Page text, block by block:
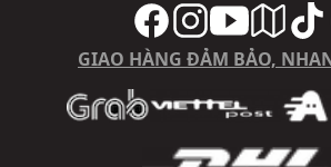
GIAO HÀNG ĐẢM BẢO,